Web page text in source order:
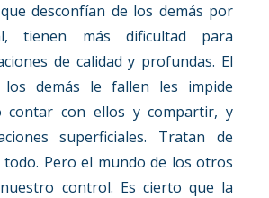
desconfían de los demás por
tienen más dificultad para
de calidad y profundas. El
demás le fallen les impide
contar con ellos y compartir, y
superficiales. Tratan de
Pero el mundo de los otros
control. Es cierto que la